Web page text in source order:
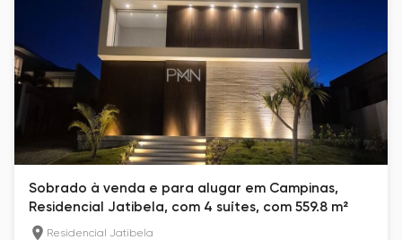
Sobrado à venda e para alugar em Campinas,
Residencial Jatibela, com 4 suítes, com 559.8 m²
Residencial Jatibela